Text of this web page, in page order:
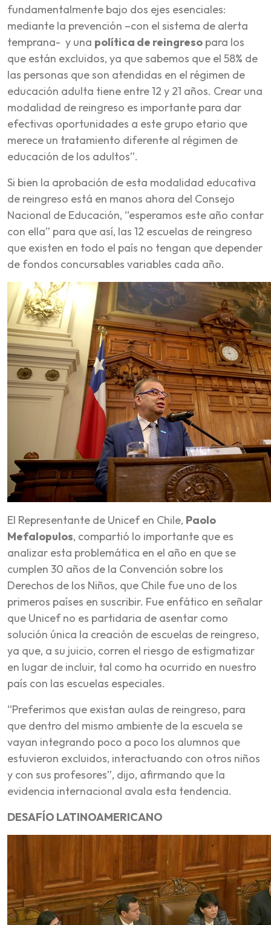
fundamentalmente bajo dos ejes esenciales:
mediante la prevención –con el sistema de alerta
temprana- y una política de reingreso para los
que están excluidos, ya que sabemos que el 58% de
las personas que son atendidas en el régimen de
educación adulta tiene entre 12 y 21 años. Crear una
modalidad de reingreso es importante para dar
efectivas oportunidades a este grupo etario que
merece un tratamiento diferente al régimen de
educación de los adultos”.
Si bien la aprobación de esta modalidad educativa
de reingreso está en manos ahora del Consejo
Nacional de Educación, “esperamos este año contar
con ella” para que así, las 12 escuelas de reingreso
que existen en todo el país no tengan que depender
de fondos concursables variables cada año.
El Representante de Unicef en Chile, Paolo
Mefalopulos, compartió lo importante que es
analizar esta problemática en el año en que se
cumplen 30 años de la Convención sobre los
Derechos de los Niños, que Chile fue uno de los
primeros países en suscribir. Fue enfático en señalar
que Unicef no es partidaria de asentar como
solución única la creación de escuelas de reingreso,
ya que, a su juicio, corren el riesgo de estigmatizar
en lugar de incluir, tal como ha ocurrido en nuestro
país con las escuelas especiales.
“Preferimos que existan aulas de reingreso, para
que dentro del mismo ambiente de la escuela se
vayan integrando poco a poco los alumnos que
estuvieron excluidos, interactuando con otros niños
y con sus profesores”, dijo, afirmando que la
evidencia internacional avala esta tendencia.
DESAFÍO LATINOAMERICANO